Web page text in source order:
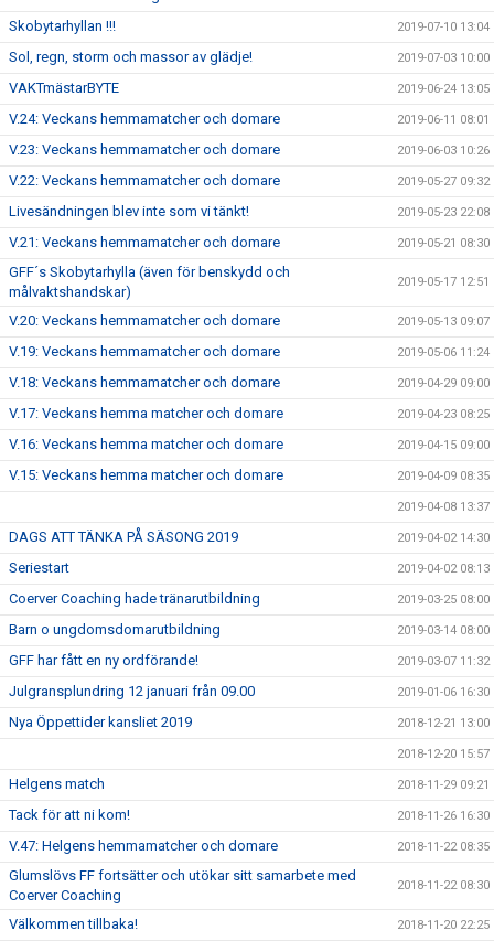
Skobytarhyllan !!! 2019-07-10 13:04
Sol, regn, storm och massor av glädje! 2019-07-03 10:00
VAKTmästarBYTE 2019-06-24 13:05
V.24: Veckans hemmamatcher och domare 2019-06-11 08:01
V.23: Veckans hemmamatcher och domare 2019-06-03 10:26
V.22: Veckans hemmamatcher och domare 2019-05-27 09:32
Livesändningen blev inte som vi tänkt! 2019-05-23 22:08
V.21: Veckans hemmamatcher och domare 2019-05-21 08:30
GFF´s Skobytarhylla (även för benskydd och
målvaktshandskar)
2019-05-17 12:51
V.20: Veckans hemmamatcher och domare 2019-05-13 09:07
V.19: Veckans hemmamatcher och domare 2019-05-06 11:24
V.18: Veckans hemmamatcher och domare 2019-04-29 09:00
V.17: Veckans hemma matcher och domare 2019-04-23 08:25
V.16: Veckans hemma matcher och domare 2019-04-15 09:00
V.15: Veckans hemma matcher och domare 2019-04-09 08:35
2019-04-08 13:37
DAGS ATT TÄNKA PÅ SÄSONG 2019 2019-04-02 14:30
Seriestart 2019-04-02 08:13
Coerver Coaching hade tränarutbildning 2019-03-25 08:00
Barn o ungdomsdomarutbildning 2019-03-14 08:00
GFF har fått en ny ordförande! 2019-03-07 11:32
Julgransplundring 12 januari från 09.00 2019-01-06 16:30
Nya Öppettider kansliet 2019 2018-12-21 13:00
2018-12-20 15:57
Helgens match 2018-11-29 09:21
Tack för att ni kom! 2018-11-26 16:30
V.47: Helgens hemmamatcher och domare 2018-11-22 08:35
Glumslövs FF fortsätter och utökar sitt samarbete med
Coerver Coaching
2018-11-22 08:30
Välkommen tillbaka! 2018-11-20 22:25